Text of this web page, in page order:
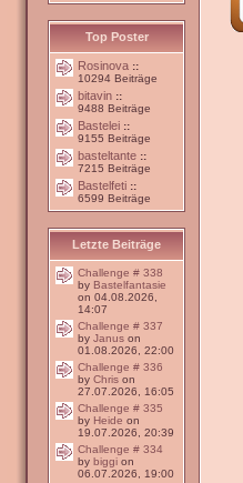
Top Poster
Rosinova ::
10294 Beiträge
bitavin ::
9488 Beiträge
Bastelei ::
9155 Beiträge
basteltante ::
7215 Beiträge
Bastelfeti ::
6599 Beiträge
Letzte Beiträge
Challenge # 338
by Bastelfantasie
on 04.08.2026,
14:07
Challenge # 337
by Janus on
01.08.2026, 22:00
Challenge # 336
by Chris on
27.07.2026, 16:05
Challenge # 335
by Heide on
19.07.2026, 20:39
Challenge # 334
by biggi on
06.07.2026, 19:00